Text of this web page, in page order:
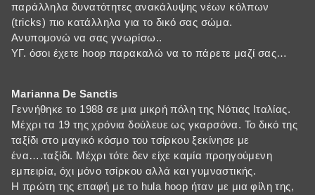
παράλληλα δυνατότητες ανακάλυψης νέων κόλπων
(tricks) πιο κατάλληλα για το δικό σας σώμα.
Ανυπομονώ να σας γνωρίσω..
ΥΓ. όσοι έχετε hoop παρακαλώ να το πάρετε μαζί σας…
Marianna De Sanctis
Γεννήθηκε το 1988 σε μια μικρή πόλη της Νότιας Ιταλίας.
Μέχρι τα 19 της χρόνια δούλευε ως γκαρσόνα. Το δικό της
ταξίδι στο μαγικό κόσμο του τσίρκου ξεκίνησε με
ένα….ταξίδι. Μέχρι τότε δεν είχε καμία προηγούμενη
εμπειρία, όχι μόνο τσίρκου αλλά και γυμναστικής.
Η πρώτη της επαφή με το hula hoop ήταν με μια φίλη της,